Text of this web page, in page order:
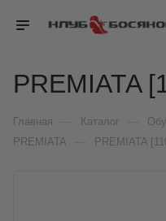
PREMIATA
Главная Каталог
PREMIATA PREMIATA